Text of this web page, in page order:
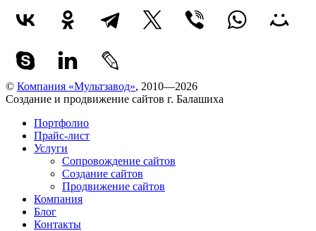
© Компания «Мультзавод», 2010—2026
Создание и продвижение сайтов г. Балашиха
Портфолио
Прайс-лист
Услуги
Сопровождение сайтов
Создание сайтов
Продвижение сайтов
Компания
Блог
Контакты